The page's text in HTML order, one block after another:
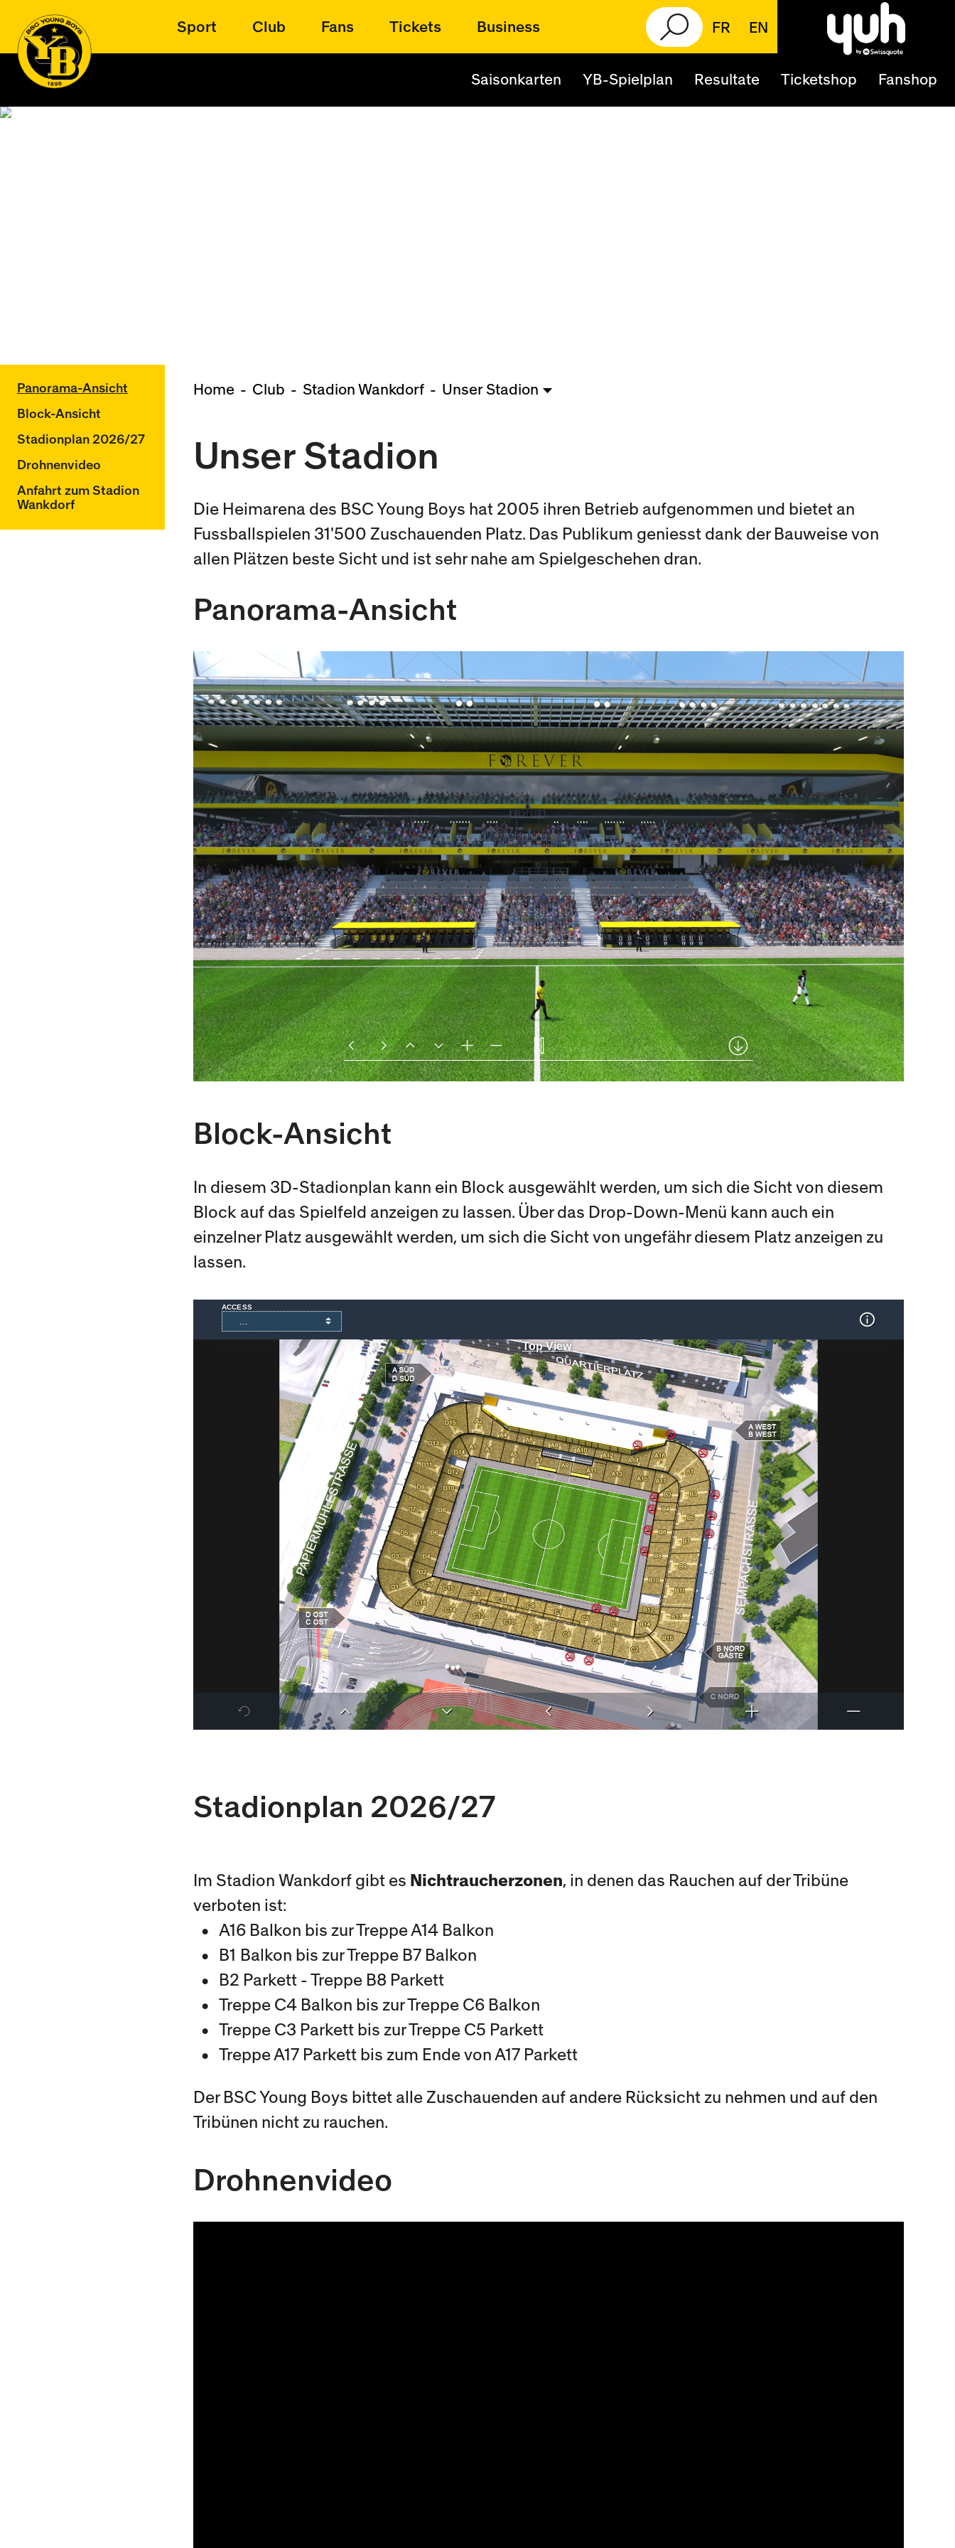
Sport Club Fans Tickets Business FR EN
Saisonkarten YB-Spielplan Resultate Ticketshop Fanshop
Panorama-Ansicht
Block-Ansicht
Stadionplan 2026/27
Drohnenvideo
Anfahrt zum Stadion
Wankdorf
Home Club Stadion Wankdorf Unser Stadion
Unser Stadion
Die Heimarena des BSC Young Boys hat 2005 ihren Betrieb aufgenommen und bietet an
Fussballspielen 31'500 Zuschauenden Platz. Das Publikum geniesst dank der Bauweise von
allen Plätzen beste Sicht und ist sehr nahe am Spielgeschehen dran.
Panorama-Ansicht
Block-Ansicht
In diesem 3D-Stadionplan kann ein Block ausgewählt werden, um sich die Sicht von diesem
Block auf das Spielfeld anzeigen zu lassen. Über das Drop-Down-Menü kann auch ein
einzelner Platz ausgewählt werden, um sich die Sicht von ungefähr diesem Platz anzeigen zu
lassen.
Stadionplan 2026/27
Im Stadion Wankdorf gibt es Nichtraucherzonen, in denen das Rauchen auf der Tribüne
verboten ist:
A16 Balkon bis zur Treppe A14 Balkon
B1 Balkon bis zur Treppe B7 Balkon
B2 Parkett - Treppe B8 Parkett
Treppe C4 Balkon bis zur Treppe C6 Balkon
Treppe C3 Parkett bis zur Treppe C5 Parkett
Treppe A17 Parkett bis zum Ende von A17 Parkett
Der BSC Young Boys bittet alle Zuschauenden auf andere Rücksicht zu nehmen und auf den
Tribünen nicht zu rauchen.
Drohnenvideo